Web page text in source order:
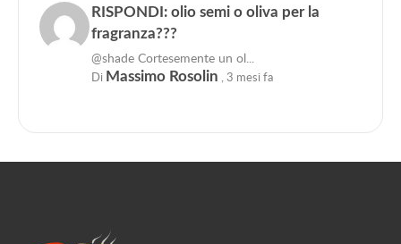
RISPONDI: olio semi o oliva per la
fragranza???
@shade Cortesemente un ol...
Di Massimo Rosolin , 3 mesi fa